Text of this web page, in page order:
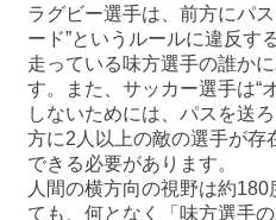
ラグビー選手は、前方にパ
ード”というルールに違反す
走っている味方選手の誰か
す。また、サッカー選手は“
しないためには、パスを送
方に2人以上の敵の選手が存
できる必要があります。
人間の横方向の視野は約
ても、何となく「味方選手